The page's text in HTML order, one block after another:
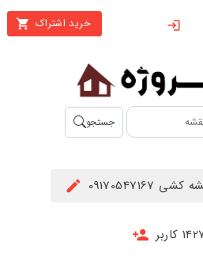
خرید اشتراک
جستجو
کاربر